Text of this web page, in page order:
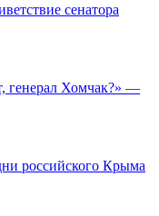
сенатора
генерал Хомчак?» —
российского Крыма